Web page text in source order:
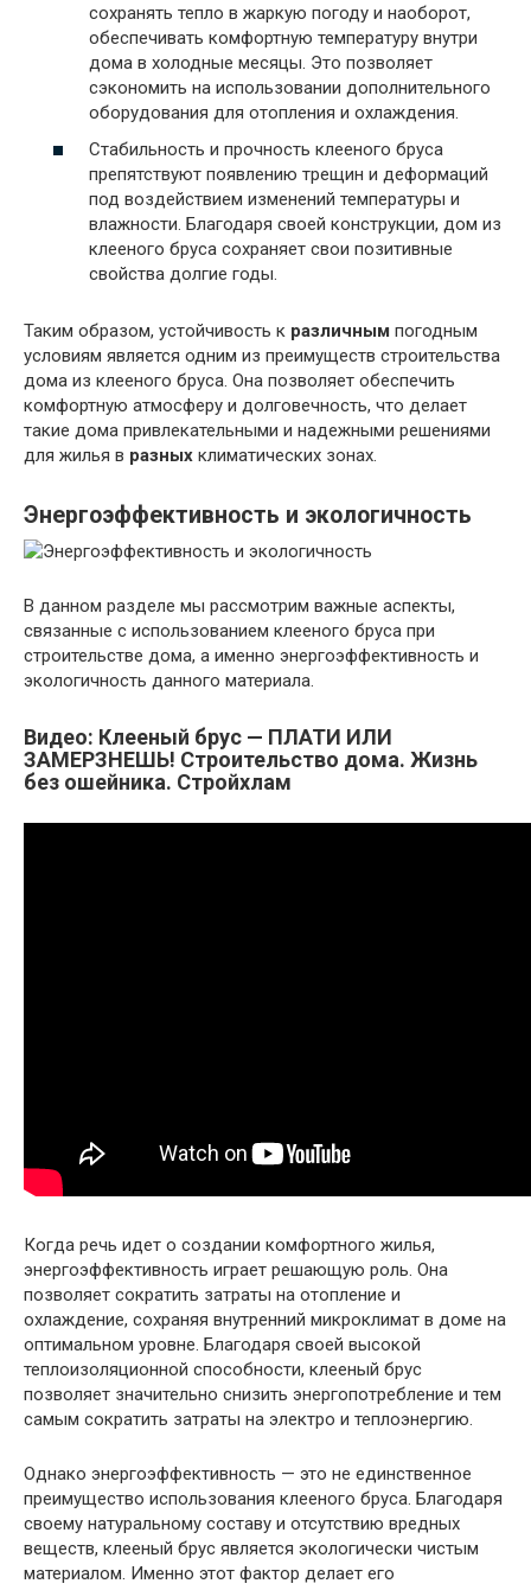
сохранять тепло в жаркую погоду и наоборот,
обеспечивать комфортную температуру внутри
дома в холодные месяцы. Это позволяет
сэкономить на использовании дополнительного
оборудования для отопления и охлаждения.
Стабильность и прочность клееного бруса
препятствуют появлению трещин и деформаций
под воздействием изменений температуры и
влажности. Благодаря своей конструкции, дом из
клееного бруса сохраняет свои позитивные
свойства долгие годы.
Таким образом, устойчивость к различным погодным
условиям является одним из преимуществ строительства
дома из клееного бруса. Она позволяет обеспечить
комфортную атмосферу и долговечность, что делает
такие дома привлекательными и надежными решениями
для жилья в разных климатических зонах.
Энергоэффективность и экологичность
В данном разделе мы рассмотрим важные аспекты,
связанные с использованием клееного бруса при
строительстве дома, а именно энергоэффективность и
экологичность данного материала.
Видео: Клееный брус — ПЛАТИ ИЛИ
ЗАМЕРЗНЕШЬ! Строительство дома. Жизнь
без ошейника. Стройхлам
Когда речь идет о создании комфортного жилья,
энергоэффективность играет решающую роль. Она
позволяет сократить затраты на отопление и
охлаждение, сохраняя внутренний микроклимат в доме на
оптимальном уровне. Благодаря своей высокой
теплоизоляционной способности, клееный брус
позволяет значительно снизить энергопотребление и тем
самым сократить затраты на электро и теплоэнергию.
Однако энергоэффективность — это не единственное
преимущество использования клееного бруса. Благодаря
своему натуральному составу и отсутствию вредных
веществ, клееный брус является экологически чистым
материалом. Именно этот фактор делает его